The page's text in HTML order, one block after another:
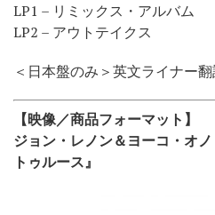
LP1 – リミックス・アルバム
LP2 – アウトテイクス
＜日本盤のみ＞英文ライナー
【映像／商品フォーマット】
ジョン・レノン＆ヨーコ・オ
トゥルース』